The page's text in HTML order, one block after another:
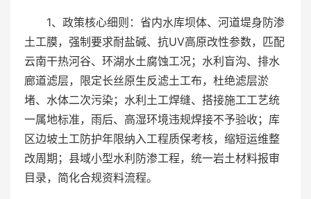
1、政策核心细则：省内水库坝体、河道堤身防渗
土工膜，强制要求耐盐碱、抗UV高原改性参数，匹配
云南干热河谷、环湖水土腐蚀工况；水利盲沟、排水
廊道滤层，限定长丝原生反滤土工布，杜绝滤层淤
堵、水体二次污染；水利土工焊缝、搭接施工工艺统
一属地标准，雨后、高湿环境违规焊接不予验收；库
区边坡土工防护年限纳入工程质保考核，缩短运维整
改周期；县域小型水利防渗工程，统一岩土材料报审
目录，简化合规资料流程。